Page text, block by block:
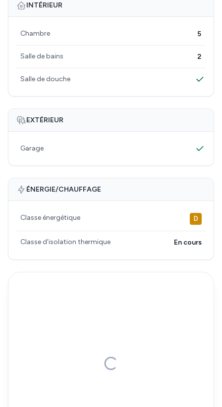
INTÉRIEUR
Chambre 5
Salle de bains 2
Salle de douche
EXTÉRIEUR
Garage
ÉNERGIE/CHAUFFAGE
Classe énergétique D
Classe d'isolation thermique En cours